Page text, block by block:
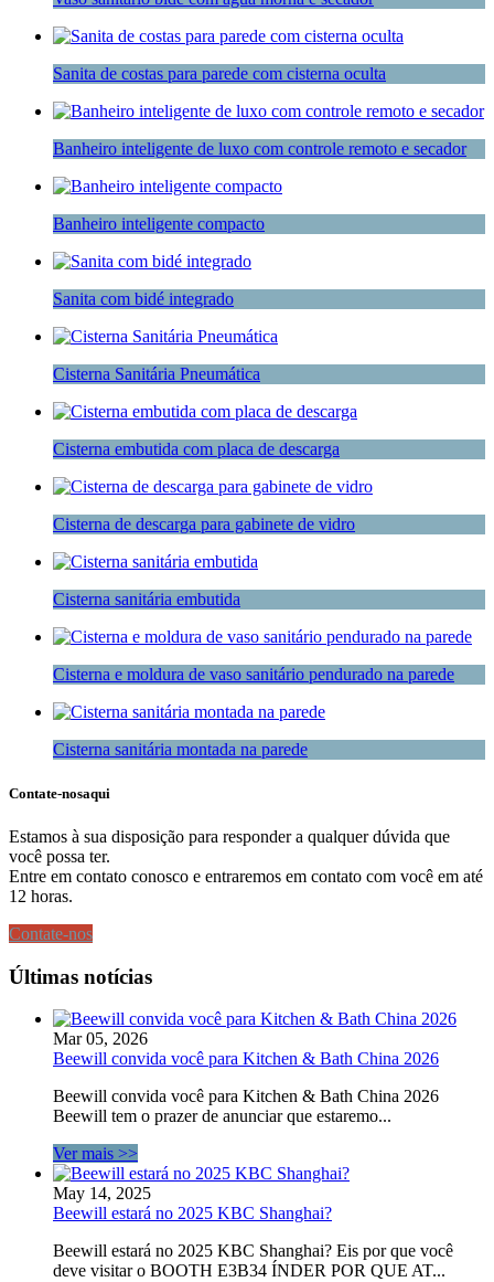
Sanita de costas para parede com cisterna oculta
Banheiro inteligente de luxo com controle remoto e secador
Banheiro inteligente compacto
Sanita com bidé integrado
Cisterna Sanitária Pneumática
Cisterna embutida com placa de descarga
Cisterna de descarga para gabinete de vidro
Cisterna sanitária embutida
Cisterna e moldura de vaso sanitário pendurado na parede
Cisterna sanitária montada na parede
Contate-nosaqui
Estamos à sua disposição para responder a qualquer dúvida que
você possa ter.
Entre em contato conosco e entraremos em contato com você em até
12 horas.
Contate-nos
Últimas notícias
Mar 05, 2026
Beewill convida você para Kitchen & Bath China 2026
Beewill convida você para Kitchen & Bath China 2026
Beewill tem o prazer de anunciar que estaremo...
Ver mais >>
May 14, 2025
Beewill estará no 2025 KBC Shanghai?
Beewill estará no 2025 KBC Shanghai? Eis por que você
deve visitar o BOOTH E3B34 ÍNDER POR QUE AT...